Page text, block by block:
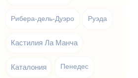
Рибера-дель-Дуэро Руэда
Кастилия Ла Манча
Каталония Пенедес